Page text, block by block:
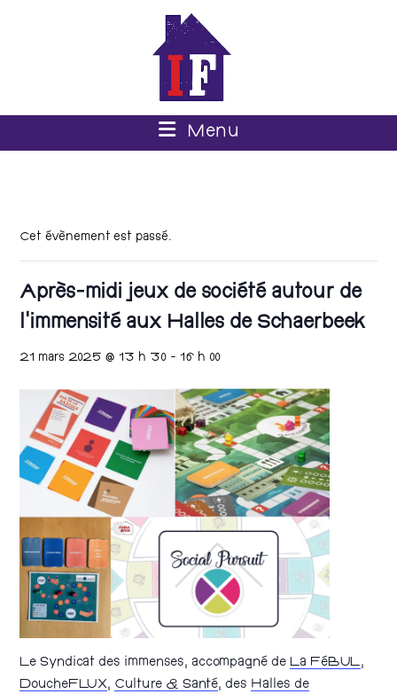
Menu
Cet évènement est passé.
Après-midi jeux de société autour de
l’immensité aux Halles de Schaerbeek
21 mars 2025 @ 13 h 30 -16 h 00
Le Syndicat des immenses, accompagné de La FéBUL,
DoucheFLUX, Culture & Santé, des Halles de